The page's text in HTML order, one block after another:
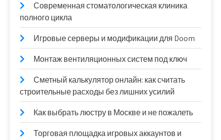
Современная стоматологическая клиника
полного цикла
Игровые серверы и модификации для Doom
Монтаж вентиляционных систем под ключ
Сметный калькулятор онлайн: как считать
строительные расходы без лишних усилий
Как выбрать люстру в Москве и не пожалеть
Торговая площадка игровых аккаунтов и